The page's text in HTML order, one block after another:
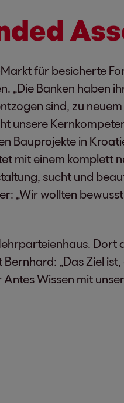
für besicherte
„Die Banken haben
sind, zu
unsere
Bauprojekte in
mit einem komplett
sucht und
„Wir wollten
Dort
„Das Ziel
Wissen mit